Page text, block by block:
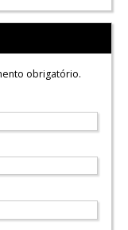
obrigatório.